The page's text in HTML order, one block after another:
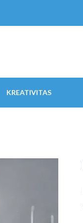
KREATIVITAS